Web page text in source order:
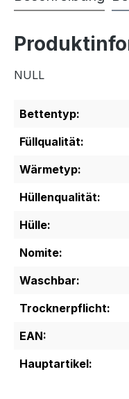
NULL
Bettentyp:
Füllqualität:
Wärmetyp:
Hüllenqualität:
Hülle:
Nomite:
Waschbar:
Trocknerpflicht:
EAN:
Hauptartikel: